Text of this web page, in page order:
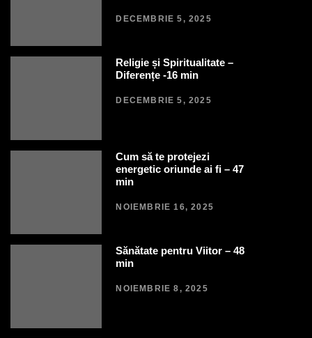
DECEMBRIE 5, 2025
Religie și Spiritualitate –
Diferențe -16 min
DECEMBRIE 5, 2025
Cum să te protejezi
energetic oriunde ai fi – 47
min
NOIEMBRIE 16, 2025
Sănătate pentru Viitor – 48
min
NOIEMBRIE 8, 2025